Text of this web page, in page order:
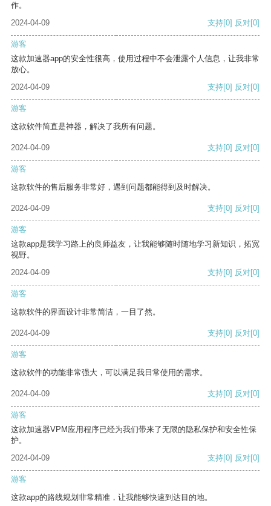
作。
2024-04-09
支持[0] 反对[0]
游客
这款加速器app的安全性很高，使用过程中不会泄露个人信息，让我非常
放心。
2024-04-09
支持[0] 反对[0]
游客
这款软件简直是神器，解决了我所有问题。
2024-04-09 支持[0] 反对[0]
游客
这款软件的售后服务非常好，遇到问题都能得到及时解决。
2024-04-09 支持[0] 反对[0]
游客
这款app是我学习路上的良师益友，让我能够随时随地学习新知识，拓宽
视野。
2024-04-09
支持[0] 反对[0]
游客
这款软件的界面设计非常简洁，一目了然。
2024-04-09 支持[0] 反对[0]
游客
这款软件的功能非常强大，可以满足我日常使用的需求。
2024-04-09 支持[0] 反对[0]
游客
这款加速器VPM应用程序已经为我们带来了无限的隐私保护和安全性保
护。
2024-04-09
支持[0] 反对[0]
游客
这款app的路线规划非常精准，让我能够快速到达目的地。